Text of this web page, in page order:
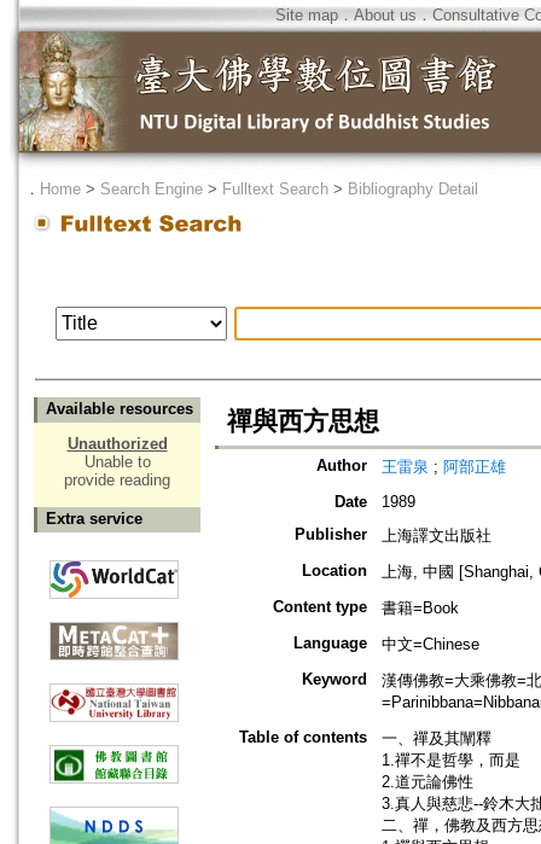
Site map．About us ． Consultative
． Home > Search Engine > Fulltext Search > Bibliography Detail
Available resources
Unauthorized
Unable to
provide reading
Extra service
禪與西方思想
Author 王雷泉 ; 阿部正雄
Date
1989
Publisher
上海譯文出版社
Location
上海, 中國 [Shanghai,
Content type
書籍=Book
Language
中文=Chinese
Keyword
漢傳佛教=大乘佛教=
Table of contents
一、禪及其闡釋
1.禪不是哲學，而是
2.道元論佛性
3.真人與慈悲--鈴木大
二、禪，佛教及西方